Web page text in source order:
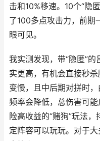
击和10%移速。10个“隐
了100多点攻击力，前期
眼可见。
我实测发现，带“隐匿”
实更高，有机会直接秒
变慢，且中后期对拼时
频率会降低，总伤害可
险高收益的“赌狗”玩法
定阵容可以玩玩。对于